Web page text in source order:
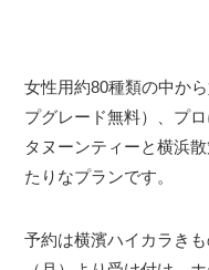
女性用約80種類の中か
プグレード無料）、プ
タヌーンティーと横浜
たりなプランです。
予約は横濱ハイカラき